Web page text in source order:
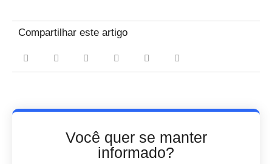
Compartilhar este artigo
Você quer se manter
informado?